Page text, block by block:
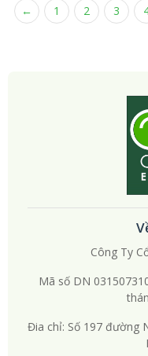
← 1 2 3
Công Ty
Mã số DN
Đia chỉ: Số 197 đường